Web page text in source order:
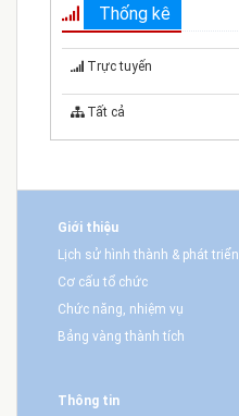
Thống kê
Trực tuyến
Tất cả
Giới thiệu
Lịch sử hình thành & phát triển
Cơ cấu tổ chức
Chức năng, nhiệm vụ
Bảng vàng thành tích
Thông tin